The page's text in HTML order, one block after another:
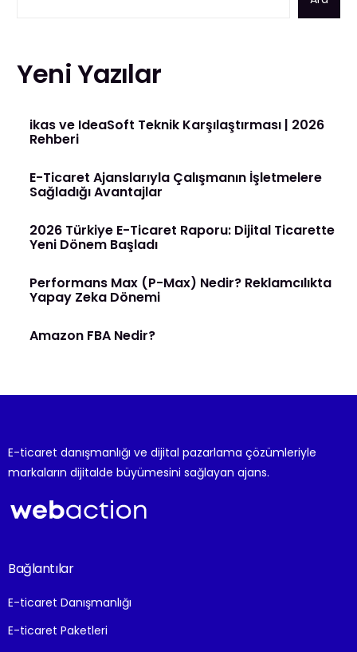
Yeni Yazılar
ikas ve IdeaSoft Teknik Karşılaştırması | 2026
Rehberi
E-Ticaret Ajanslarıyla Çalışmanın İşletmelere
Sağladığı Avantajlar
2026 Türkiye E-Ticaret Raporu: Dijital Ticarette
Yeni Dönem Başladı
Performans Max (P-Max) Nedir? Reklamcılıkta
Yapay Zeka Dönemi
Amazon FBA Nedir?
E-ticaret danışmanlığı ve dijital pazarlama çözümleriyle
markaların dijitalde büyümesini sağlayan ajans.
Bağlantılar
E-ticaret Danışmanlığı
E-ticaret Paketleri